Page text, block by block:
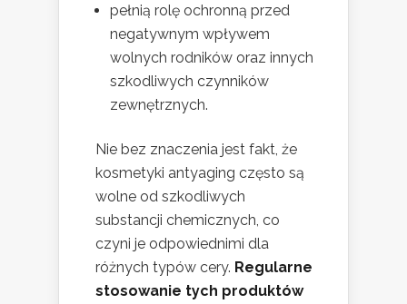
pełnią rolę ochronną przed
negatywnym wpływem
wolnych rodników oraz innych
szkodliwych czynników
zewnętrznych.
Nie bez znaczenia jest fakt, że
kosmetyki antyaging często są
wolne od szkodliwych
substancji chemicznych, co
czyni je odpowiednimi dla
różnych typów cery. Regularne
stosowanie tych produktów